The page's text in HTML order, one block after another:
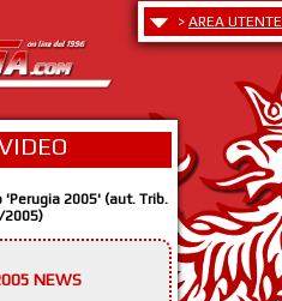
> AREA UTENTE
2005' (aut. Trib.
2005)
NEWS